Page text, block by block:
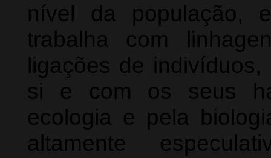
nível da população,
trabalha com
ligações de
si e com os seus
ecologia e pela
altamente